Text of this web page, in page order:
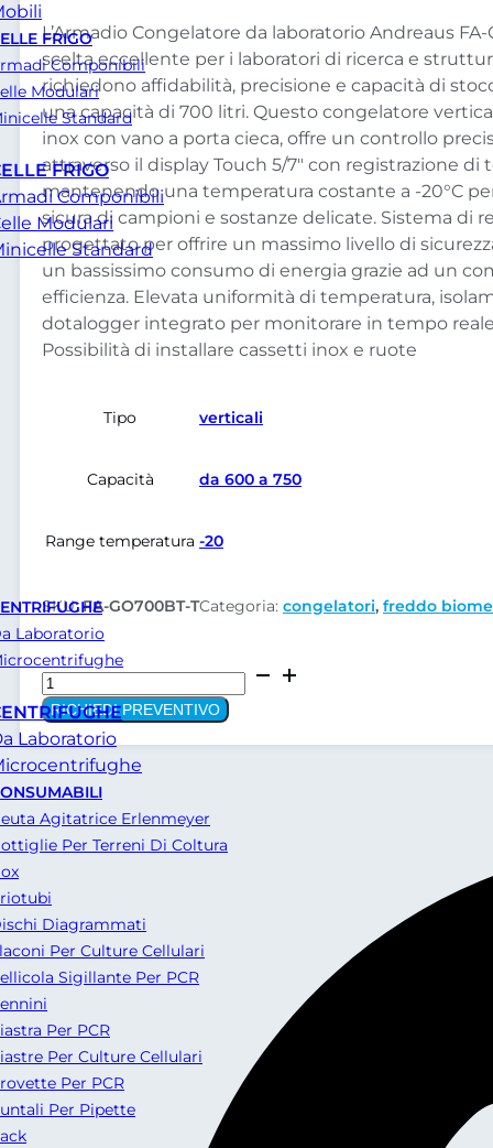
FRIGO
Componibili
Modulari
Standard
FRIGO
Componibili
Modulari
Standard
Laboratorio
Laboratorio
Agitatrice Erlenmeyer
Per Terreni Di Coltura
Diagrammati
Per Culture Cellulari
Sigillante Per PCR
Per PCR
Per Culture Cellulari
Per PCR
Per Pipette
L’Armadio Congelatore da laboratorio Andreaus FA-
scelta eccellente per i laboratori di ricerca e
richiedono affidabilità, precisione e capacità di
una capacità di 700 litri. Questo congelatore
inox con vano a porta cieca, offre un controllo
attraverso il display Touch 5/7″ con registrazione di
mantenendo una temperatura costante a -20°C
sicura di campioni e sostanze delicate. Sistema di
progettato per offrire un massimo livello di
un bassissimo consumo di energia grazie ad un
efficienza. Elevata uniformità di temperatura,
dotalogger integrato per monitorare in tempo
Possibilità di installare cassetti inox e ruote
Tipo verticali
Capacità da 600 a 750
Range temperatura -20
SKU:FA-GO700BT-TCategoria: congelatori, freddo
Armadio
congelatore
da
laboratorio
Andreaus
FA-
GO700BT-
T
RICHIEDI PREVENTIVO